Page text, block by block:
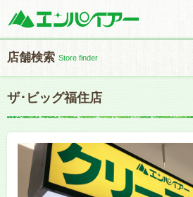
店舗検索 Store finder
ザ･ビッグ福住店